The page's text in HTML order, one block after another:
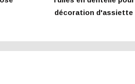
décoration d'assiette